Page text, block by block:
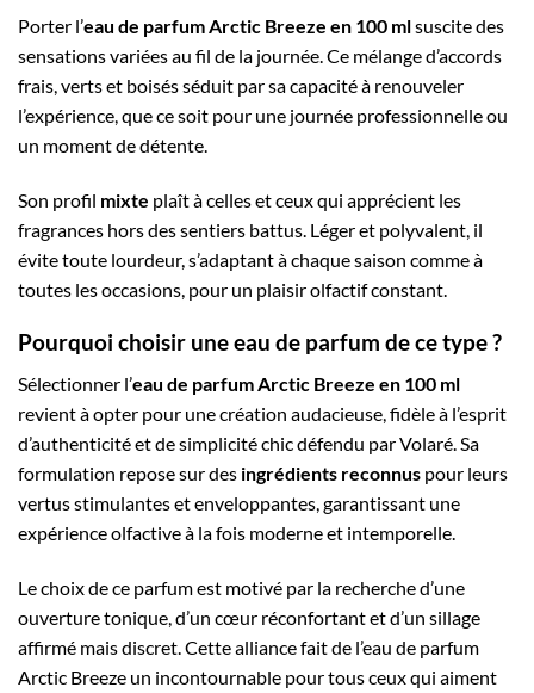
Porter l’eau de parfum Arctic Breeze en 100 mlsuscite des
sensations variées au fil de la journée. Ce mélange d’accords
frais, verts et boisés séduit par sa capacité à renouveler
l’expérience, que ce soit pour une journée professionnelle ou
un moment de détente.
Son profil mixte plaît à celles et ceux qui apprécient les
fragrances hors des sentiers battus. Léger et polyvalent, il
évite toute lourdeur, s’adaptant à chaque saison comme à
toutes les occasions, pour un plaisir olfactif constant.
Pourquoi choisir une eau de parfum de ce type ?
Sélectionner l’eau de parfum Arctic Breeze en 100 ml
revient à opter pour une création audacieuse, fidèle à l’esprit
d’authenticité et de simplicité chic défendu par Volaré. Sa
formulation repose sur des ingrédients reconnus pour leurs
vertus stimulantes et enveloppantes, garantissant une
expérience olfactive à la fois moderne et intemporelle.
Le choix de ce parfum est motivé par la recherche d’une
ouverture tonique, d’un cœur réconfortant et d’un sillage
affirmé mais discret. Cette alliance fait de l’eau de parfum
Arctic Breeze un incontournable pour tous ceux qui aiment